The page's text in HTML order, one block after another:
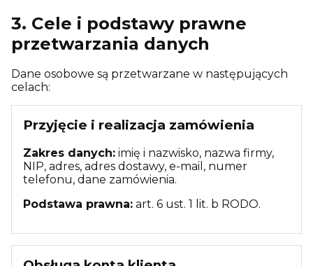
3. Cele i podstawy prawne
przetwarzania danych
Dane osobowe są przetwarzane w następujących
celach:
Przyjęcie i realizacja zamówienia
Zakres danych: imię i nazwisko, nazwa firmy,
NIP, adres, adres dostawy, e-mail, numer
telefonu, dane zamówienia.
Podstawa prawna: art. 6 ust. 1 lit. b RODO.